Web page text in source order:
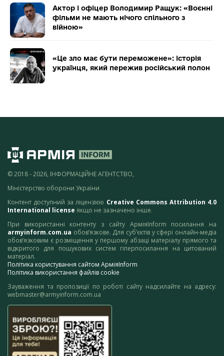
Актор і офіцер Володимир Ращук: «Воєнні
фільми не мають нічого спільного з
війною»
«Це зло має бути переможене»: історія
українця, який пережив російський полон
© 2018 - 2026, ІНФОРМАЦІЙНЕ АГЕНТСТВО,
Міністерство оборони України
Контент доступний за ліцензією Creative Commons Attribution 4.0
International license якщо не зазначено інше.
При використанні контенту з сайту АрміяInform посилання на
armyinform.com.ua обов’язкове. Для суб’єктів у сфері онлайн-медіа
обов’язковим є розміщення у першому абзаці матеріалу прямого та
відкритого для пошукових систем гіперпосилання на цитований
матеріал.
Політика користування сайтом АрміяInform
Політика використання файлів cookie
Зауваження та пропозиції по роботі сайту надсилайте на адресу:
webmaster@armyinform.com.ua